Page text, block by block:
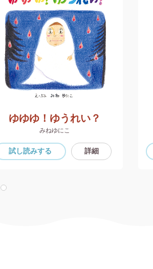
ゆゆゆ！ゆうれい？
みねゆにこ
試し読みする 詳細
5